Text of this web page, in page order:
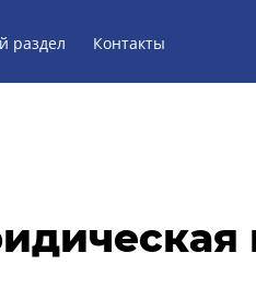
раздел Контакты